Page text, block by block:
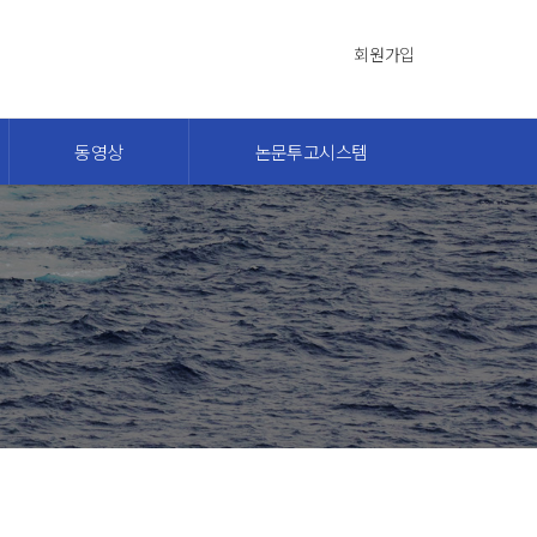
회원가입
동영상 논문투고시스템